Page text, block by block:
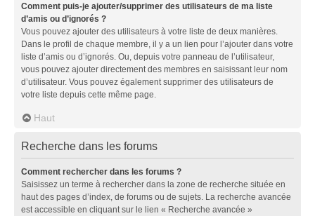
Comment puis-je ajouter/supprimer des utilisateurs de ma liste
d’amis ou d’ignorés ?
Vous pouvez ajouter des utilisateurs à votre liste de deux manières.
Dans le profil de chaque membre, il y a un lien pour l’ajouter dans votre
liste d’amis ou d’ignorés. Ou, depuis votre panneau de l’utilisateur,
vous pouvez ajouter directement des membres en saisissant leur nom
d’utilisateur. Vous pouvez également supprimer des utilisateurs de
votre liste depuis cette même page.
Haut
Recherche dans les forums
Comment rechercher dans les forums ?
Saisissez un terme à rechercher dans la zone de recherche située en
haut des pages d’index, de forums ou de sujets. La recherche avancée
est accessible en cliquant sur le lien « Recherche avancée »